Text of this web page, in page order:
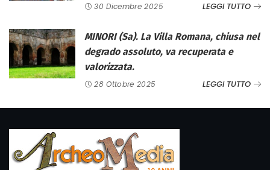
30 Dicembre 2025 LEGGI TUTTO
MINORI (Sa). La Villa Romana, chiusa nel
degrado assoluto, va recuperata e
valorizzata.
28 Ottobre 2025 LEGGI TUTTO